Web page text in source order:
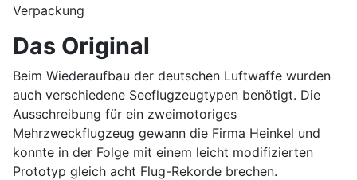
Verpackung
Das Original
Beim Wiederaufbau der deutschen Luftwaffe wurden
auch verschiedene Seeflugzeugtypen benötigt. Die
Ausschreibung für ein zweimotoriges
Mehrzweckflugzeug gewann die Firma Heinkel und
konnte in der Folge mit einem leicht modifizierten
Prototyp gleich acht Flug-Rekorde brechen.